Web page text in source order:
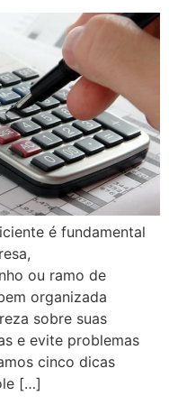
é fundamental
ou ramo de
organizada
sobre suas
e evite problemas
cinco dicas
[…]